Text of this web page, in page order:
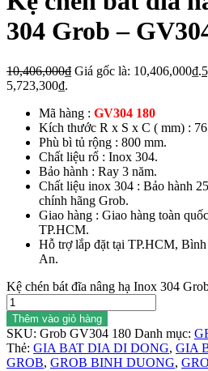
304 Grob –
10,406,000₫ Giá gốc là: 10,406,000₫.
5,723,300₫.
Mã hàng : GV304 180
Kích thước R x S x C ( mm) :
Phù bì tủ rộng : 800 mm.
Chất liệu rổ : Inox 304.
Bảo hành : Ray 3 năm.
Chất liệu inox 304 : Bảo hành
chính hãng Grob.
Giao hàng : Giao hàng toàn
TP.HCM.
Hỗ trợ lắp đặt tại TP.HCM,
An.
Kệ chén bát đĩa nâng hạ Inox 304
Thêm vào giỏ hàng
SKU: Grob GV304 180 Danh mục:
Thẻ: GIA BAT DIA DI DONG, GIA
GROB, GROB BINH DUONG,